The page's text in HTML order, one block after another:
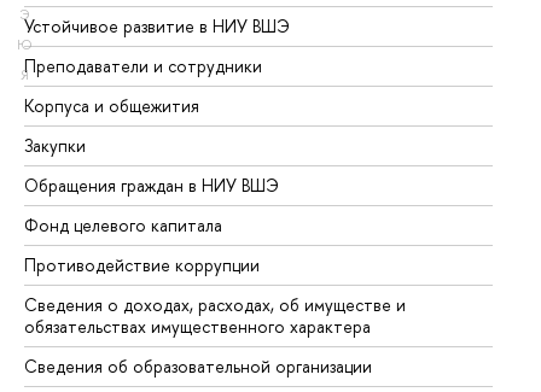
Э
Ю
Я
Устойчивое развитие в НИУ ВШЭ
Преподаватели и сотрудники
Корпуса и общежития
Закупки
Обращения граждан в НИУ ВШЭ
Фонд целевого капитала
Противодействие коррупции
Сведения о доходах, расходах, об имуществе и
обязательствах имущественного характера
Сведения об образовательной организации